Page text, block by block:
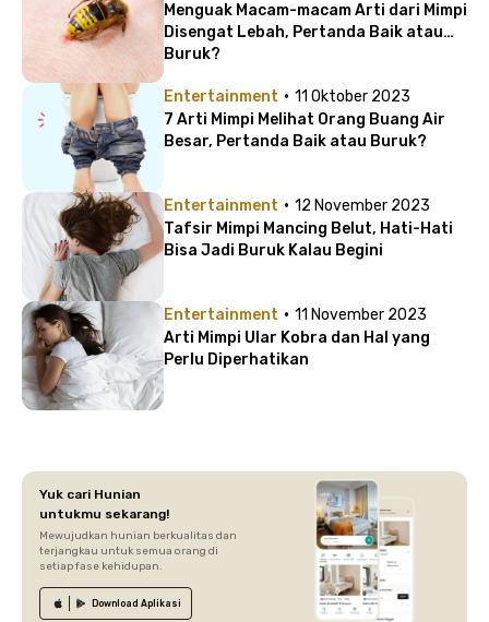
Menguak Macam-macam Arti dari Mimpi
Disengat Lebah, Pertanda Baik atau
Buruk?
Entertainment · 11 Oktober 2023
7 Arti Mimpi Melihat Orang Buang Air
Besar, Pertanda Baik atau Buruk?
Entertainment · 12 November 2023
Tafsir Mimpi Mancing Belut, Hati-Hati
Bisa Jadi Buruk Kalau Begini
Entertainment · 11 November 2023
Arti Mimpi Ular Kobra dan Hal yang
Perlu Diperhatikan
Yuk cari Hunian
untukmu sekarang!
Mewujudkan hunian berkualitas dan
terjangkau untuk semua orang di
setiap fase kehidupan.
Download Aplikasi